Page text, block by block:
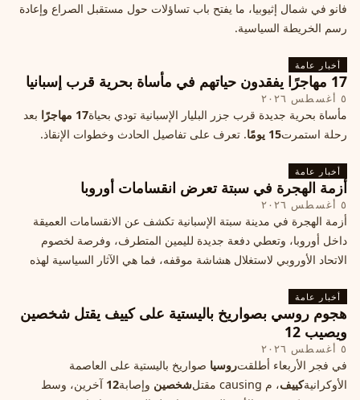
فانو في شمال إثيوبيا، ما يفتح باب تساؤلات حول مستقبل الصراع وإعادة
رسم الخريطة السياسية.
أخبار عامة
17 مهاجرًا يفقدون حياتهم في مأساة بحرية قرب إسبانيا
٥ أغسطس ٢٠٢٦
مأساة بحرية جديدة قرب جزر البليار الإسبانية تودي بحياة17 مهاجرًا
بعد
رحلة استمرت15 يومًا . تعرف على تفاصيل الحادث وخطوات الإنقاذ.
أخبار عامة
أزمة الهجرة في سبتة تعرض انقسامات أوروبا
٥ أغسطس ٢٠٢٦
أزمة الهجرة في مدينة سبتة الإسبانية تكشف عن الانقسامات العميقة
داخل أوروبا، وتعطي دفعة جديدة لليمين المتطرف، وفرصة لخصوم
الاتحاد الأوروبي لاستغلال هشاشة موقفه، فما هي الآثار السياسية لهذه
أخبار عامة
هجوم روسي بصواريخ باليستية على كييف يقتل شخصين
ويصيب 12
٥ أغسطس ٢٠٢٦
في فجر الأربعاء أطلقتروسيا صواريخ باليستية على العاصمة
الأوكرانيةكييف، م causing مقتل شخصين وإصابة12 آخرين، وسط